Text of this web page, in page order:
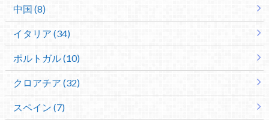
中国 (8)
イタリア (34)
ポルトガル (10)
クロアチア (32)
スペイン (7)